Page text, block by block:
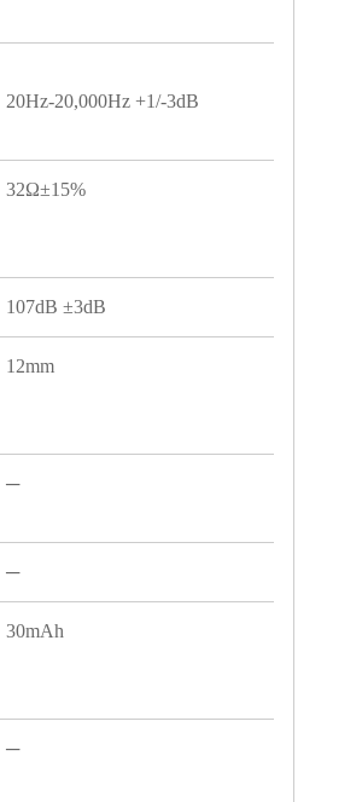
20Hz-20,000Hz +1/-3dB
32Ω±15%
107dB ±3dB
12mm
─
─
30mAh
─